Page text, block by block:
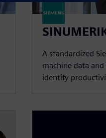
A standardized
machine data
identify